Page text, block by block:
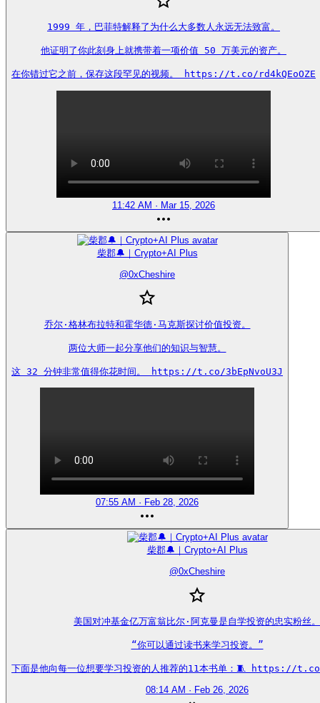
1999 年，巴菲特解释了为什么大多数人永远无法致富。
他证明了你此刻身上就携带着一项价值 50 万美元的资产。
在你错过它之前，保存这段罕见的视频。 https://t.co/rd4kQEoOZE
11:42 AM · Mar 15, 2026
柴郡🔔｜Crypto+AI Plus
@0xCheshire
乔尔·格林布拉特和霍华德·马克斯探讨价值投资。
两位大师一起分享他们的知识与智慧。
这 32 分钟非常值得你花时间。 https://t.co/3bEpNvoU3J
07:55 AM · Feb 28, 2026
柴郡🔔｜Crypto+AI Plus
@0xCheshire
美国对冲基金亿万富翁比尔·阿克曼是自学投资的忠实粉丝。
“你可以通过读书来学习投资。”
下面是他向每一位想要学习投资的人推荐的11本书单：🧵 https://
08:14 AM · Feb 26, 2026